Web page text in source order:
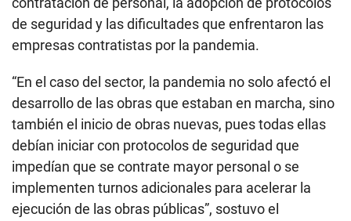
de seguridad y las dificultades que enfrentaron las
empresas contratistas por la pandemia.
“En el caso del sector, la pandemia no solo afectó el
desarrollo de las obras que estaban en marcha, sino
también el inicio de obras nuevas, pues todas ellas
debían iniciar con protocolos de seguridad que
impedían que se contrate mayor personal o se
implementen turnos adicionales para acelerar la
ejecución de las obras públicas”, sostuvo el